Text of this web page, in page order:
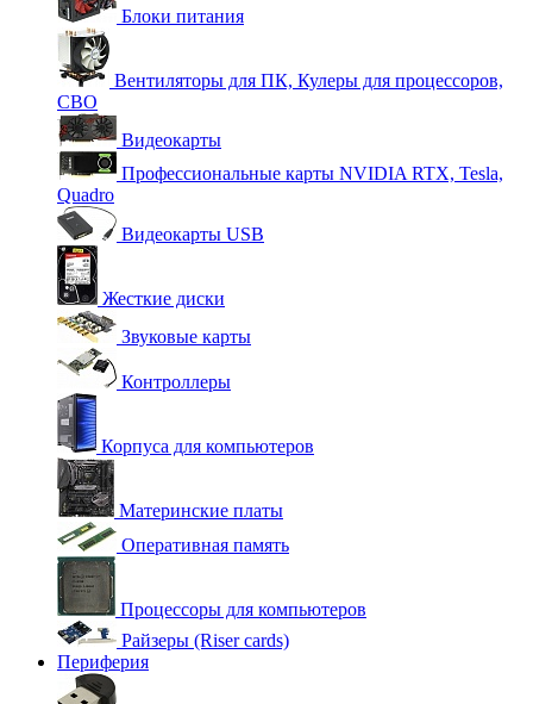
Блоки питания
Вентиляторы для ПК, Кулеры для процессоров,
СВО
Видеокарты
Профессиональные карты NVIDIA RTX, Tesla,
Quadro
Видеокарты USB
Жесткие диски
Звуковые карты
Контроллеры
Корпуса для компьютеров
Материнские платы
Оперативная память
Процессоры для компьютеров
Райзеры (Riser cards)
Периферия